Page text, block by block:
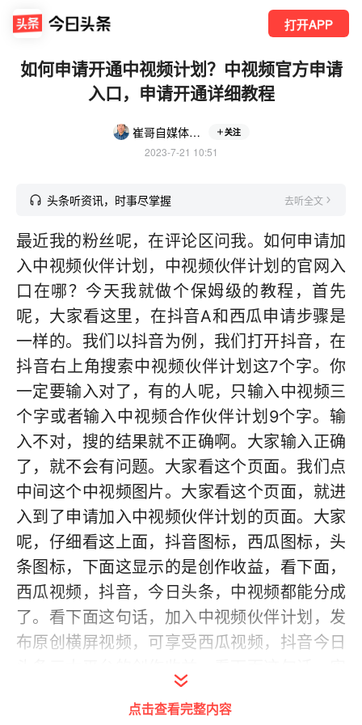
打开APP
如何申请开通中视频计划？中视频官方申请
入口，申请开通详细教程
崔哥自媒体cuig 关注
2023-7-21 10:51
头条听资讯，时事尽掌握 去听全文
最近我的粉丝呢，在评论区问我。如何申请加
入中视频伙伴计划，中视频伙伴计划的官网入
口在哪？今天我就做个保姆级的教程，首先
呢，大家看这里，在抖音A和西瓜申请步骤是
一样的。我们以抖音为例，我们打开抖音，在
抖音右上角搜索中视频伙伴计划这7个字。你
一定要输入对了，有的人呢，只输入中视频三
个字或者输入中视频合作伙伴计划9个字。输
入不对，搜的结果就不正确啊。大家输入正确
了，就不会有问题。大家看这个页面。我们点
中间这个中视频图片。大家看这个页面，就进
入到了申请加入中视频伙伴计划的页面。大家
呢，仔细看这上面，抖音图标，西瓜图标，头
条图标，下面这显示的是创作收益，看下面，
西瓜视频，抖音，今日头条，中视频都能分成
了。看下面这句话，加入中视频伙伴计划，发
布原创横屏视频，可享受西瓜视频，抖音今日
际收益，根据加入计划后发布视频的播放，时
长，内容，质量，受众群体等综合计算。大家
点击查看完整内容